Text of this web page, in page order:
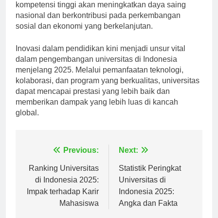
kompetensi tinggi akan meningkatkan daya saing
nasional dan berkontribusi pada perkembangan
sosial dan ekonomi yang berkelanjutan.
Inovasi dalam pendidikan kini menjadi unsur vital
dalam pengembangan universitas di Indonesia
menjelang 2025. Melalui pemanfaatan teknologi,
kolaborasi, dan program yang berkualitas, universitas
dapat mencapai prestasi yang lebih baik dan
memberikan dampak yang lebih luas di kancah
global.
Navigasi
pos
Previous:
Ranking Universitas
di Indonesia 2025:
Impak terhadap Karir
Mahasiswa
Next:
Statistik Peringkat
Universitas di
Indonesia 2025:
Angka dan Fakta